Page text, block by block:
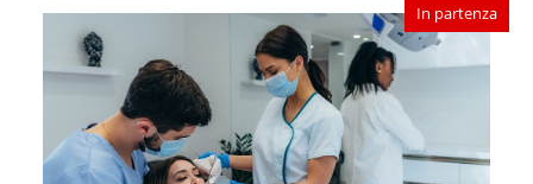
In partenza